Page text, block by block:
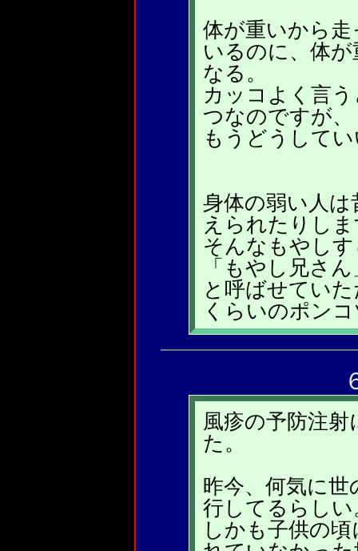
体が重いから
いるのに、体
なる。
カッコよく言
つなのですが、
もうどうして
身体の弱い人
えられたりし
そんなもやし
「もやし兄さ
と呼ばせてい
くらいのポン
風疹の予防注
た。
昨今、何気に
行してるらし
しかも子供の